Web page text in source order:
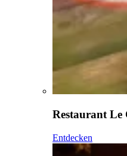
Restaurant
Entdecken